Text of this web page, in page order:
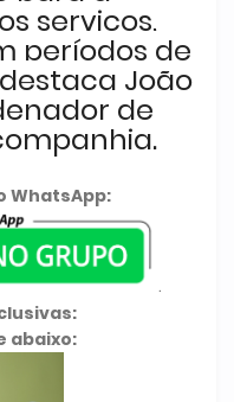
serviços,
períodos de
João
de
WhatsApp:
.
abaixo: